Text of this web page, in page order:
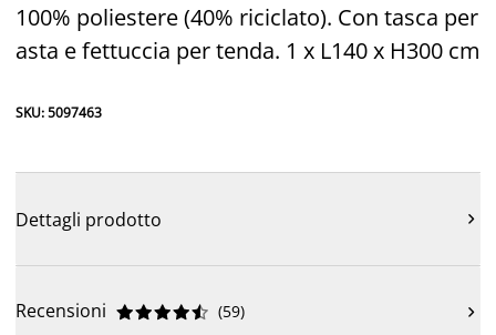
100% poliestere (40% riciclato). Con tasca per
asta e fettuccia per tenda. 1 x L140 x H300 cm
SKU: 5097463
Dettagli prodotto 
Recensioni 




 (59) 